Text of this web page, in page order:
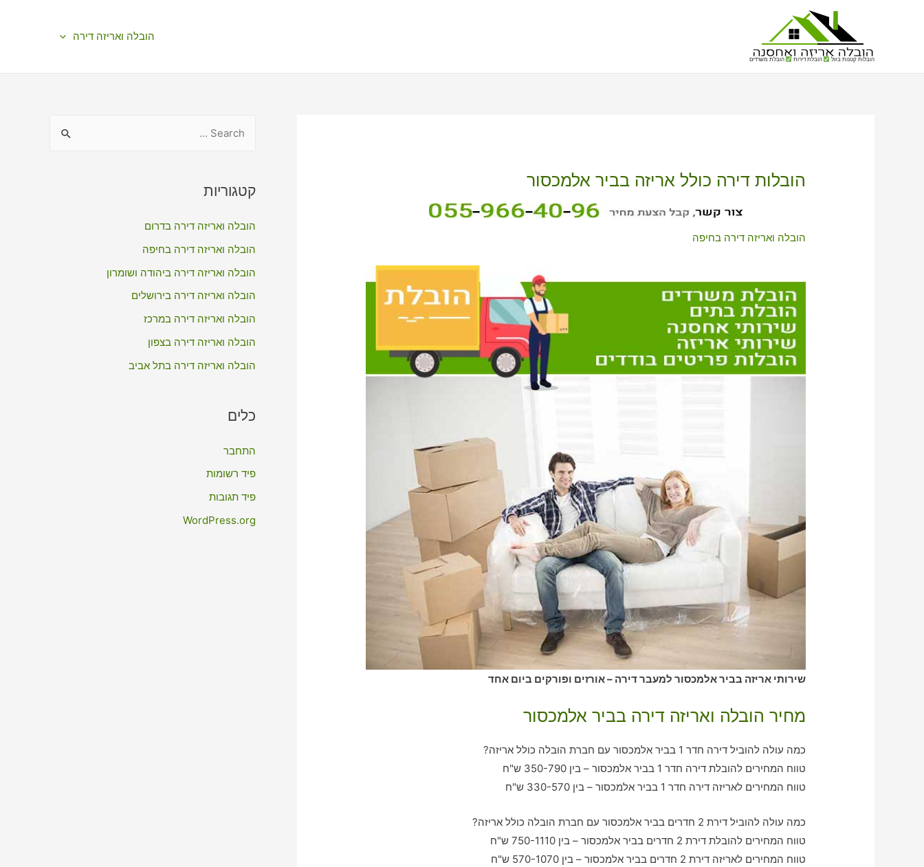
הובלות קטנות בזול הובלת דירות הובלת משרדים
הובלה ואריזה דירה
הובלות דירה כולל אריזה בביר אלמכסור
הובלה ואריזה דירה בחיפה
שירותי אריזה בביר אלמכסור למעבר דירה – אורזים ופורקים ביום אחד
מחיר הובלה ואריזה דירה בביר אלמכסור
כמה עולה להוביל דירה חדר 1 בביר אלמכסור עם חברת הובלה כולל אריזה?
טווח המחירים להובלת דירה חדר 1 בביר אלמכסור – בין 350-790 ש"ח
טווח המחירים לאריזה דירה חדר 1 בביר אלמכסור – בין 330-570 ש"ח
כמה עולה להוביל דירת 2 חדרים בביר אלמכסור עם חברת הובלה כולל אריזה?
טווח המחירים להובלת דירת 2 חדרים בביר אלמכסור – בין 750-1110 ש"ח
טווח המחירים לאריזה דירת 2 חדרים בביר אלמכסור – בין 570-1070 ש"ח
r
h
f
o
קטגוריות
הובלה ואריזה דירה בדרום
הובלה ואריזה דירה בחיפה
הובלה ואריזה דירה ביהודה ושומרון
הובלה ואריזה דירה בירושלים
הובלה ואריזה דירה במרכז
הובלה ואריזה דירה בצפון
הובלה ואריזה דירה בתל אביב
כלים
התחבר
פיד רשומות
פיד תגובות
WordPress.org